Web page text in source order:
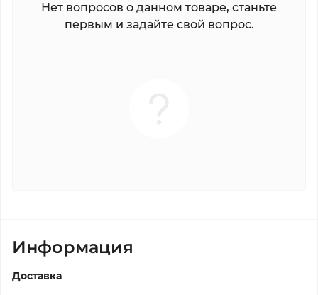
Нет вопросов о данном товаре, станьте
первым и задайте свой вопрос.
Информация
Доставка